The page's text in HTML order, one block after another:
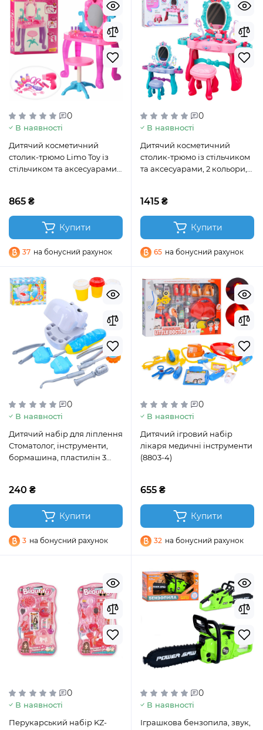
0
В наявності
Дитячий косметичний
столик-трюмо Limo Toy із
стільчиком та аксесуарами,
865 ₴
Купити
37 на бонусний рахунок
0
В наявності
Дитячий косметичний
столик-трюмо із стільчиком
та аксесуарами, 2 кольори,
1415 ₴
Купити
65 на бонусний рахунок
0
В наявності
Дитячий набір для ліплення
Стоматолог, інструменти,
бормашина, пластилін 3
240 ₴
Купити
3 на бонусний рахунок
0
В наявності
Дитячий ігровий набір
лікаря медичні інструменти
(8803-4)
655 ₴
Купити
32 на бонусний рахунок
0
В наявності
Перукарський набір KZ-
0
В наявності
Іграшкова бензопила, звук,